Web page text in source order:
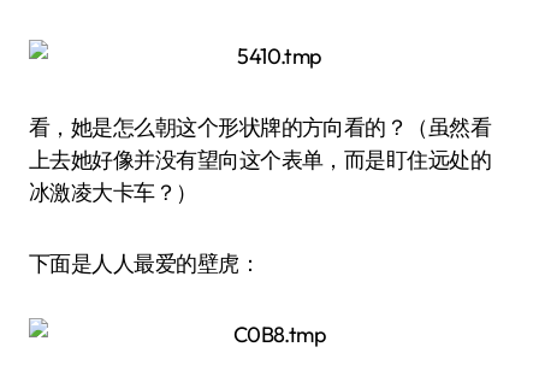
看，她是怎么朝这个形状牌的方向看的？（虽然看
上去她好像并没有望向这个表单，而是盯住远处的
冰激凌大卡车？）
下面是人人最爱的壁虎：